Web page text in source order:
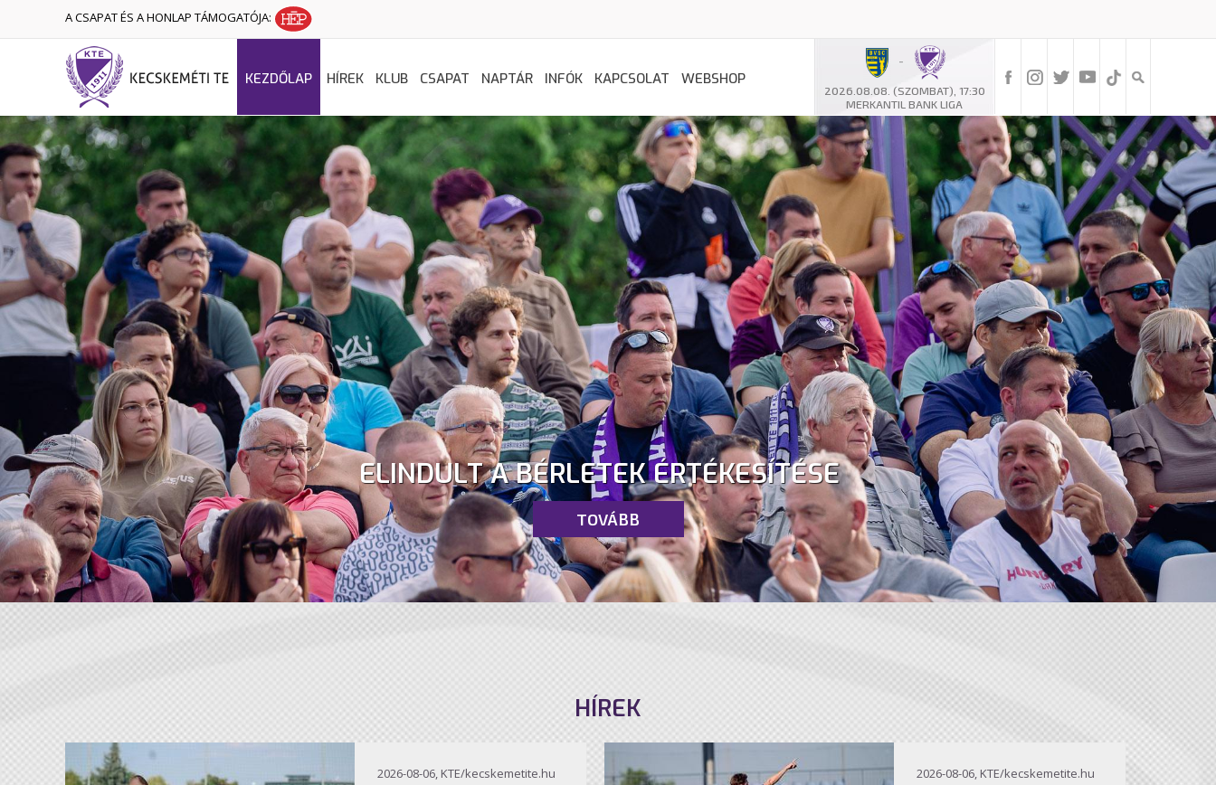
A CSAPAT ÉS A HONLAP TÁMOGATÓJA:
-
2026.08.08. (SZOMBAT), 17:30
MERKANTIL BANK LIGA
KEZDŐLAP HÍREK KLUB CSAPAT NAPTÁR INFÓK KAPCSOLAT WEBSHOP
ELINDULT A BÉRLETEK ÉRTÉKESÍTÉSE
TOVÁBB
HÍREK
2026-08-06, KTE/kecskemetite.hu 2026-08-06, KTE/kecskemetite.hu